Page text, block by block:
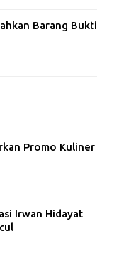
Barang Bukti
Promo Kuliner
Irwan Hidayat